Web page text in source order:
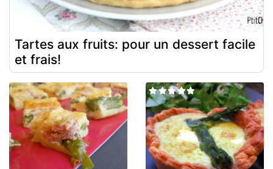
Tartes aux fruits: pour un dessert facile
et frais!